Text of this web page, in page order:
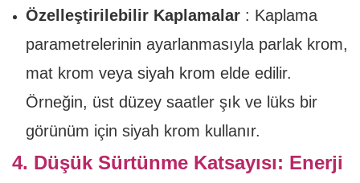
Özelleştirilebilir Kaplamalar: Kaplama
parametrelerinin ayarlanmasıyla parlak krom,
mat krom veya siyah krom elde edilir.
Örneğin, üst düzey saatler şık ve lüks bir
görünüm için siyah krom kullanır.
4. Düşük Sürtünme Katsayısı: Enerji